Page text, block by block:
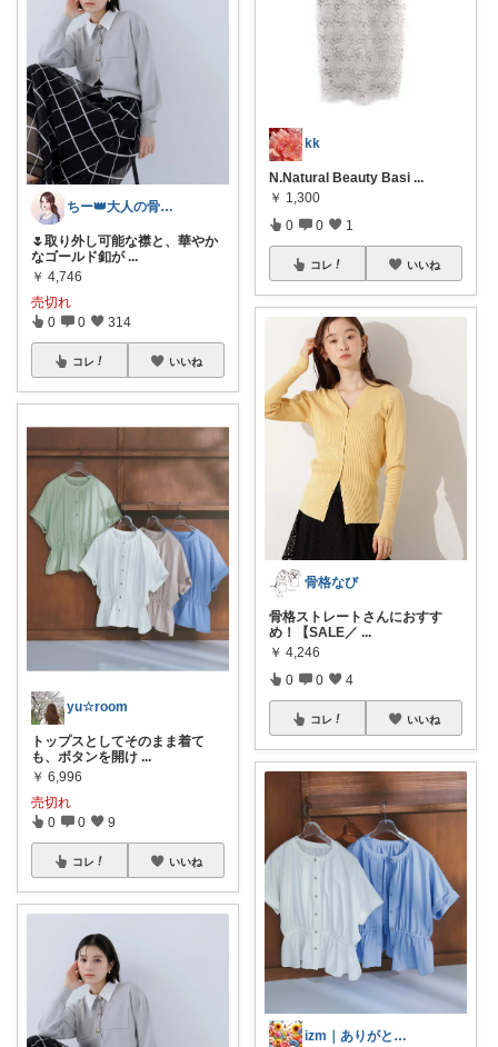
ちー👑大人の骨格ウェーブ
🌷取り外し可能な襟と、華やか
なゴールド釦が ...
￥ 4,746
売切れ
0 0 314
コレ いいね
yu☆room
トップスとしてそのまま着て
も、ボタンを開け ...
￥ 6,996
売切れ
0 0 9
コレ いいね
kk
N.Natural Beauty Basi ...
￥ 1,300
0 0 1
コレ いいね
骨格なび
骨格ストレートさんにおすす
め！【SALE／ ...
￥ 4,246
0 0 4
コレ いいね
izm｜ありがとうございます🌿